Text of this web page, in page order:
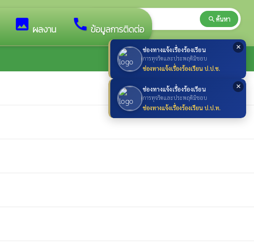
✕
ช่องทางแจ้งเรื่องร้องเรียน
การทุจริตและประพฤติมิชอบ
ช่องทางแจ้งเรื่องร้องเรียน ป.ป.ช.
✕
ช่องทางแจ้งเรื่องร้องเรียน
การทุจริตและประพฤติมิชอบ
ช่องทางแจ้งเรื่องร้องเรียน ป.ป.ท.
image ผลงาน call ข้อมูลการติดต่อ
search ค้นหา